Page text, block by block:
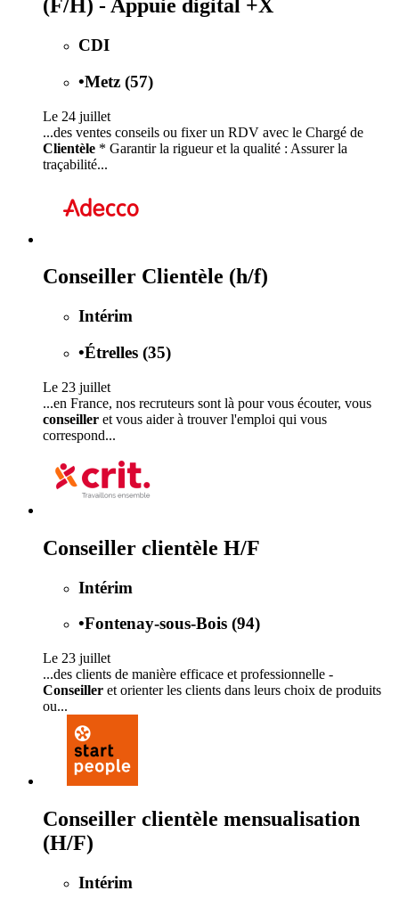
(F/H) - Appuie digital +X
CDI
•Metz (57)
Le 24 juillet
...des ventes conseils ou fixer un RDV avec le Chargé de
Clientèle * Garantir la rigueur et la qualité : Assurer la
traçabilité...
Conseiller Clientèle (h/f)
Intérim
•Étrelles (35)
Le 23 juillet
...en France, nos recruteurs sont là pour vous écouter, vous
conseiller et vous aider à trouver l'emploi qui vous
correspond...
Conseiller clientèle H/F
Intérim
•Fontenay-sous-Bois (94)
Le 23 juillet
...des clients de manière efficace et professionnelle -
Conseiller et orienter les clients dans leurs choix de produits
ou...
Conseiller clientèle mensualisation
(H/F)
Intérim